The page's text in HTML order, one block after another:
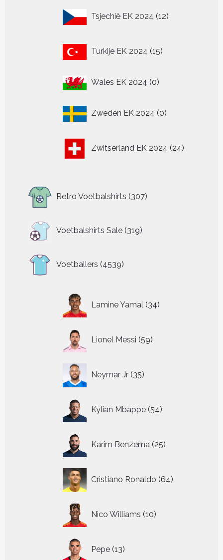
Tsjechië EK 2024 12
producten
Turkije EK 2024 15
producten
Wales EK 2024 00
Zweden EK 2024 0
producten
Zwitserland EK 2024 24
producten
Retro Voetbalshirts 307
producten
Voetbalshirts Sale 319
319
producten
Voetballers 4539
producten
Lamine Yamal 34
producten
Lionel Messi 59
producten
Neymar Jr 35
producten
Kylian Mbappe 54
producten
Karim Benzema 25
producten
Cristiano Ronaldo 64
producten
Nico Williams 10
producten
Pepe 13
producten